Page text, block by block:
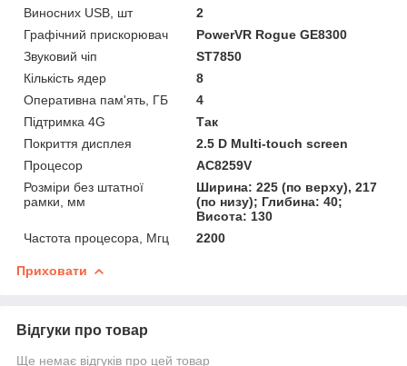
Виносних USB, шт
2
Графічний прискорювач
PowerVR Rogue GE8300
Звуковий чіп
ST7850
Кількість ядер
8
Оперативна пам'ять, ГБ
4
Підтримка 4G
Так
Покриття дисплея
2.5 D Multi-touch screen
Процесор
AC8259V
Розміри без штатної
рамки, мм
Ширина: 225 (по верху), 217
(по низу); Глибина: 40;
Висота: 130
Частота процесора, Мгц
2200
Приховати
Відгуки про товар
Ще немає відгуків про цей товар